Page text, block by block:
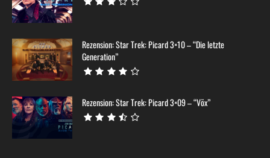
Rezension: Star Trek: Picard 3×10 – “Die letzte
Generation”
Rezension: Star Trek: Picard 3×09 – “Võx”